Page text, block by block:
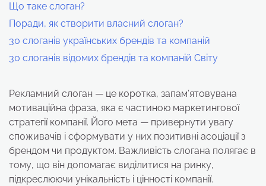
Що таке слоган?
Поради, як створити власний слоган?
30 слоганів українських брендів та компаній
30 слоганів відомих брендів та компаній Світу
Рекламний слоган — це коротка, запам’ятовувана
мотиваційна фраза, яка є частиною маркетингової
стратегії компанії. Його мета — привернути увагу
споживачів і сформувати у них позитивні асоціації з
брендом чи продуктом. Важливість слогана полягає в
тому, що він допомагає виділитися на ринку,
підкреслюючи унікальність і цінності компанії.